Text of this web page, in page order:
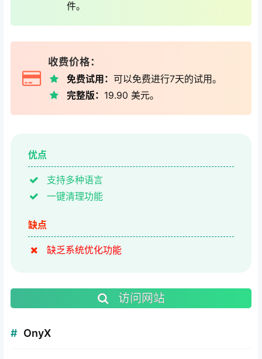
件。
收费价格：
免费试用： 可以免费进行7天的试用。
完整版： 19.90 美元。
优点
支持多种语言
一键清理功能
缺点
缺乏系统优化功能
访问网站
OnyX